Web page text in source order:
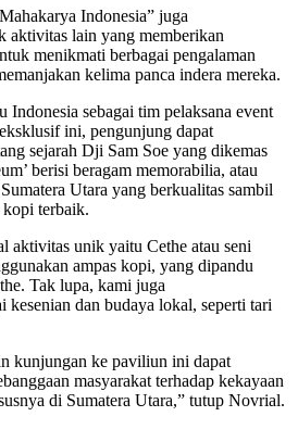
Indonesia” juga
aktivitas lain yang memberikan
menikmati berbagai pengalaman
kelima panca indera mereka.
Indonesia sebagai tim pelaksana event
ini, pengunjung dapat
sejarah Dji Sam Soe yang dikemas
berisi beragam memorabilia, atau
Utara yang berkualitas sambil
terbaik.
aktivitas unik yaitu Cethe atau seni
ampas kopi, yang dipandu
Tak lupa, kami juga
kesenian dan budaya lokal, seperti tari
kunjungan ke paviliun ini dapat
masyarakat terhadap kekayaan
di Sumatera Utara,” tutup Novrial.